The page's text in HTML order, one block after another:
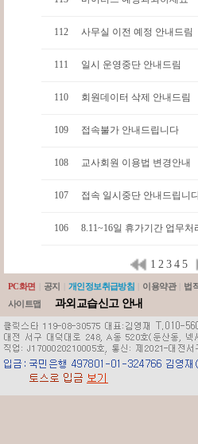
112 사무실 이전 예정 안내드림
111 일시 운영중단 안내드림
110 회원데이터 삭제 안내드림
109 접속불가 안내드립니다
108 교사회원 이용법 변경안내
107 접속 일시중단 안내드립니
106 8.11~16일 휴가기간 업무처
1 2 3 4 5
PC화면 공지 개인정보취급방침 이용약관 법
사이트맵
과외교습신고 안내